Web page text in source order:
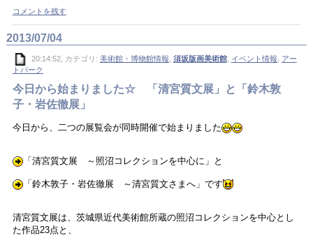
コメントを残す
2013/07/04
20:14:52, カテゴリ: 美術館・博物館情報 須坂版画美術館, イベント情報
アー
トパーク
今日から始まりました☆ 「清宮質文展」と「鈴木敦
子・岩佐徹展」
今日から、二つの展覧会が同時開催で始まりました
「清宮質文展 ～照沼コレクションを中心に」と
「鈴木敦子・岩佐徹展 ～清宮質文さまへ」です
清宮質文展は、茨城県近代美術館所蔵の照沼コレクションを中心とし
た作品23点と、